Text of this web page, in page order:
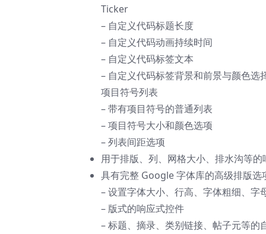
Ticker
– 自定义代码标题长度
– 自定义代码动画持续时间
– 自定义代码标签文本
– 自定义代码标签背景和前景与颜色选
项目符号列表
– 带有项目符号的普通列表
– 项目符号大小和颜色选项
– 列表间距选项
用于排版、列、网格大小、排水沟等的
具有完整 Google 字体库的高级排版选
– 设置字体大小、行高、字体粗细、字
– 版式的响应式控件
– 标题、摘录、类别链接、帖子元等的